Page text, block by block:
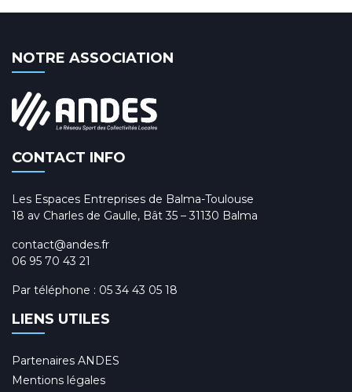
NOTRE ASSOCIATION
CONTACT INFO
Les Espaces Entreprises de Balma-Toulouse
18 av Charles de Gaulle, Bât 35 – 31130 Balma
contact@andes.fr
06 95 70 43 21
Par téléphone : 05 34 43 05 18
LIENS UTILES
Partenaires ANDES
Mentions légales